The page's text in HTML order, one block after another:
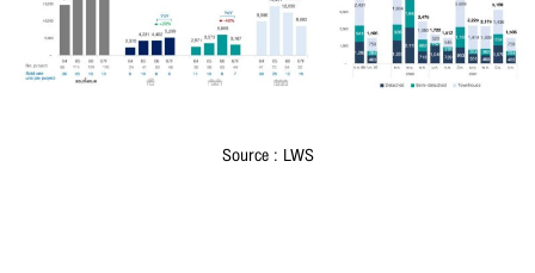
Source : LWS